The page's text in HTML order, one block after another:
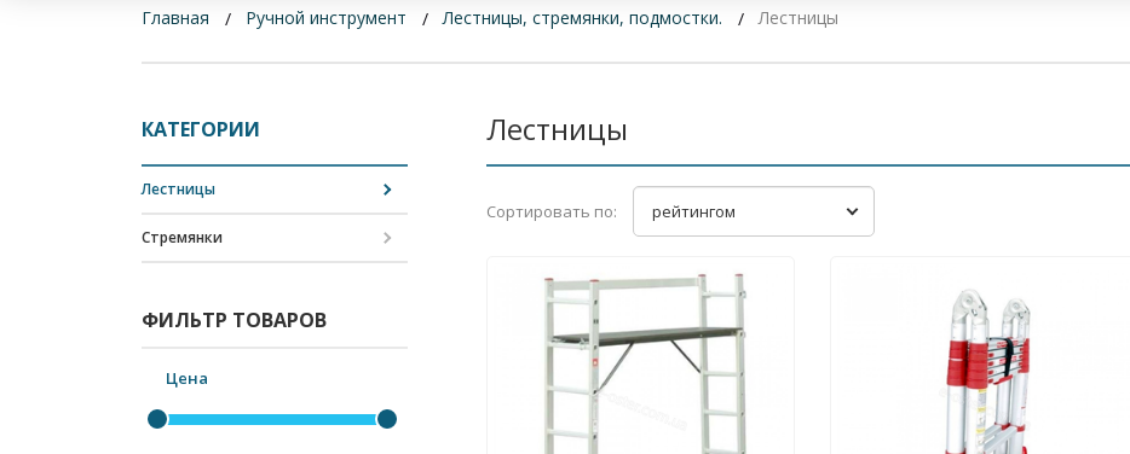
Главная Ручной инструмент Лестницы, стремянки, подмостки. Лестницы
КАТЕГОРИИ
Лестницы
Стремянки
ФИЛЬТР ТОВАРОВ
Цена
Лестницы
Сортировать по: рейтингом